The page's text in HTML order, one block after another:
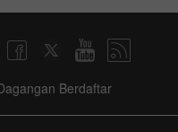
Berdaftar